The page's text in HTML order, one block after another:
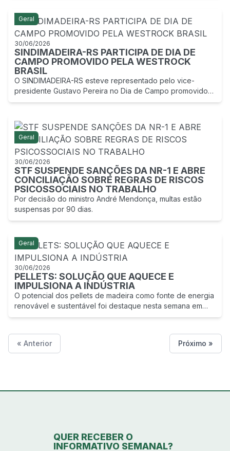
Geral
30/06/2026
SINDIMADEIRA-RS PARTICIPA DE DIA DE
CAMPO PROMOVIDO PELA WESTROCK
BRASIL
O SINDIMADEIRA-RS esteve representado pelo vice-
presidente Gustavo Pereira no Dia de Campo promovido
pela WestRock Brasil, realizado em 24 de junho de 2026,
Geral
30/06/2026
STF SUSPENDE SANÇÕES DA NR-1 E ABRE
CONCILIAÇÃO SOBRE REGRAS DE RISCOS
PSICOSSOCIAIS NO TRABALHO
Por decisão do ministro André Mendonça, multas estão
suspensas por 90 dias.
Geral
30/06/2026
PELLETS: SOLUÇÃO QUE AQUECE E
IMPULSIONA A INDÚSTRIA
O potencial dos pellets de madeira como fonte de energia
renovável e sustentável foi destaque nesta semana em
reportagem exibida pelo Jornal do Almoço, da RBS TV.
« Anterior Próximo »
QUER RECEBER O
INFORMATIVO SEMANAL?